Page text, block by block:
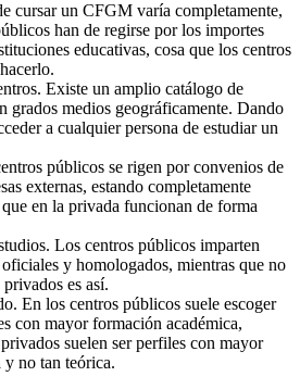
cursar un CFGM varía completamente,
han de regirse por los importes
educativas, cosa que los centros
Existe un amplio catálogo de
grados medios geográficamente. Dando
a cualquier persona de estudiar un
públicos se rigen por convenios de
externas, estando completamente
en la privada funcionan de forma
Los centros públicos imparten
y homologados, mientras que no
es así.
En los centros públicos suele escoger
con mayor formación académica,
suelen ser perfiles con mayor
y no tan teórica.